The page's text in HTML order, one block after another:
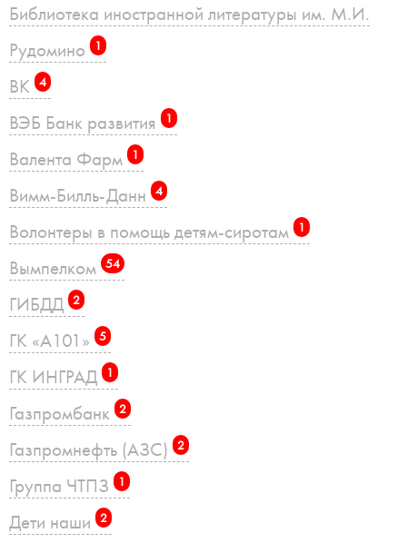
Библиотека иностранной литературы им. М.И.
Рудомино
1
ВК 4
ВЭБ Банк развития 1
Валента Фарм 1
Вимм-Билль-Данн 4
Волонтеры в помощь детям-сиротам 1
Вымпелком 54
ГИБДД 2
ГК «А101» 5
ГК ИНГРАД 1
Газпромбанк 2
Газпромнефть (АЗС) 2
Группа ЧТПЗ 1
Дети наши 2